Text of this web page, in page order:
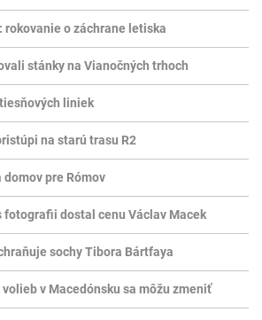
rokovanie o záchrane letiska
stánky na Vianočných trhoch
liniek
na starú trasu R2
domov pre Rómov
fotografii dostal cenu Václav Macek
sochy Tibora Bártfaya
v Macedónsku sa môžu zmeniť